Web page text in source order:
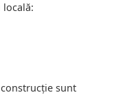
sunt